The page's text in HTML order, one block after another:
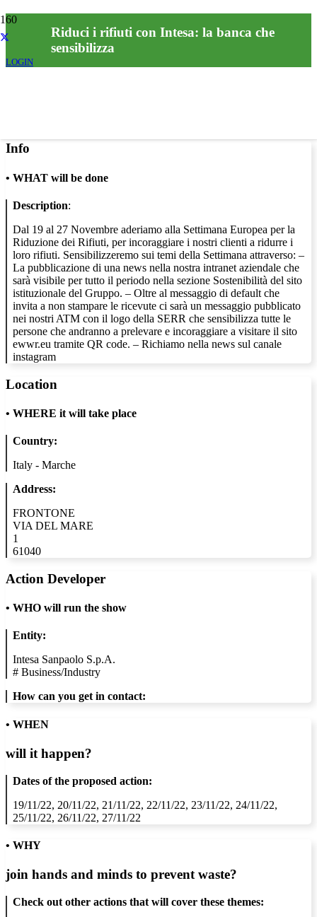
LOGIN
Riduci i rifiuti con Intesa: la banca che
sensibilizza
Info
• WHAT will be done
Description:
Dal 19 al 27 Novembre aderiamo alla Settimana Europea per la
Riduzione dei Rifiuti, per incoraggiare i nostri clienti a ridurre i
loro rifiuti. Sensibilizzeremo sui temi della Settimana attraverso: –
La pubblicazione di una news nella nostra intranet aziendale che
sarà visibile per tutto il periodo nella sezione Sostenibilità del sito
istituzionale del Gruppo. – Oltre al messaggio di default che
invita a non stampare le ricevute ci sarà un messaggio pubblicato
nei nostri ATM con il logo della SERR che sensibilizza tutte le
persone che andranno a prelevare e incoraggiare a visitare il sito
ewwr.eu tramite QR code. – Richiamo nella news sul canale
instagram
Location
• WHERE it will take place
Country:
Italy - Marche
Address:
FRONTONE
VIA DEL MARE
1
61040
Action Developer
• WHO will run the show
Entity:
Intesa Sanpaolo S.p.A.
# Business/Industry
How can you get in contact:
• WHEN
will it happen?
Dates of the proposed action:
19/11/22, 20/11/22, 21/11/22, 22/11/22, 23/11/22, 24/11/22,
25/11/22, 26/11/22, 27/11/22
• WHY
join hands and minds to prevent waste?
Check out other actions that will cover these themes: